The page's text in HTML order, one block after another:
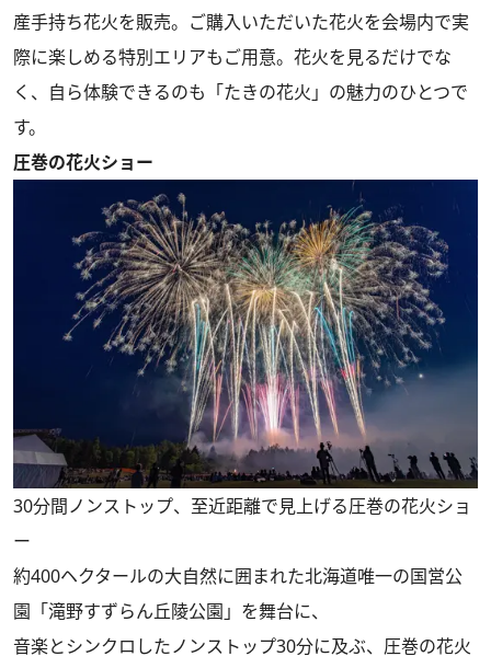
産手持ち花火を販売。ご購入いただいた花火を会場内で実
際に楽しめる特別エリアもご用意。花火を見るだけでな
く、自ら体験できるのも「たきの花火」の魅力のひとつで
す。
圧巻の花火ショー
30分間ノンストップ、至近距離で見上げる圧巻の花火ショ
ー
約400ヘクタールの大自然に囲まれた北海道唯一の国営公
園「滝野すずらん丘陵公園」を舞台に、
音楽とシンクロしたノンストップ30分に及ぶ、圧巻の花火